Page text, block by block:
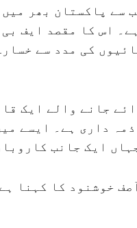
سے پاکستان بھر
اس کا مقصد ایف
کی مدد سے
میں متعارف کروائے
داری ہے۔ ایسے
ایک جانب
خوشنود کا کہنا